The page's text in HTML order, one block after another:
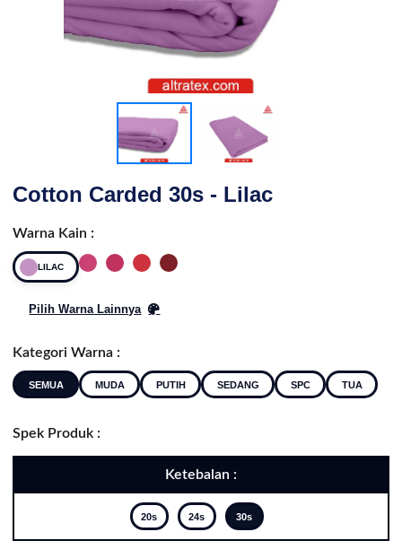
Cotton Carded 30s - Lilac
Warna Kain :
LILAC
Pilih Warna Lainnya
Kategori Warna :
SEMUA MUDA PUTIH SEDANG SPC TUA
Spek Produk :
Ketebalan :
20s 24s 30s